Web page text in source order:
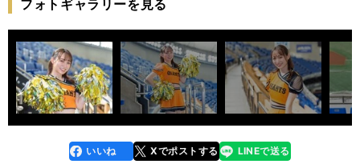
フォトギャラリーを見る
faceboo
k
いいね Xでポストする
line LINEで送る